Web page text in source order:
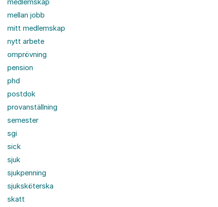
medlemskap
mellan jobb
mitt medlemskap
nytt arbete
omprövning
pension
phd
postdok
provanställning
semester
sgi
sick
sjuk
sjukpenning
sjuksköterska
skatt